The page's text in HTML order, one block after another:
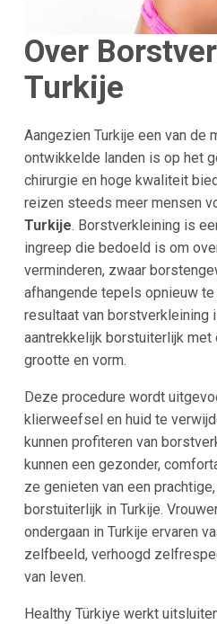
Over
Turkije
Aangezien Turkije een van de
ontwikkelde landen is op het
chirurgie en hoge kwaliteit
reizen steeds meer mensen
Turkije. Borstverkleining is
ingreep die bedoeld is om
verminderen, zwaar
afhangende tepels opnieuw
resultaat van borstverkleining
aantrekkelijk borstuiterlijk met
grootte en vorm.
Deze procedure wordt
klierweefsel en huid te
kunnen profiteren van
kunnen een gezonder,
ze genieten van een
borstuiterlijk in Turkije.
ondergaan in Turkije ervaren
zelfbeeld, verhoogd
van leven.
Healthy Türkiye werkt